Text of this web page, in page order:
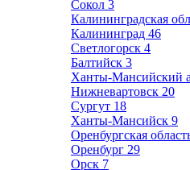
Сокол 3
Калининградская
Калининград 46
Светлогорск 4
Балтийск 3
Ханты-Мансийский
Нижневартовск 20
Сургут 18
Ханты-Мансийск 9
Оренбургская
Оренбург 29
Орск 7